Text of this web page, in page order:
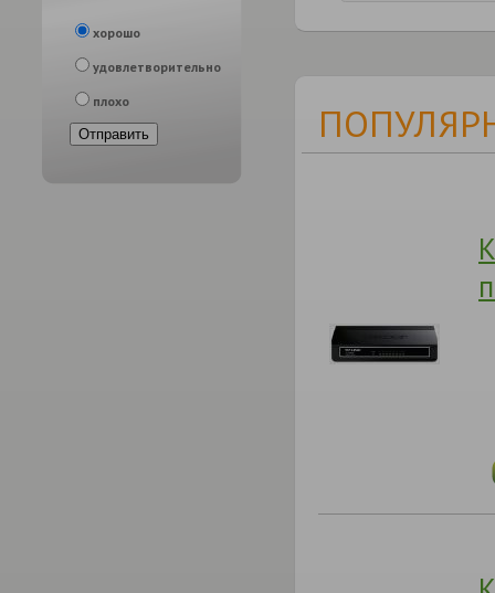
хорошо
удовлетворительно
плохо